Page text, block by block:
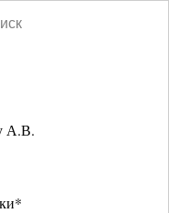
А.В.